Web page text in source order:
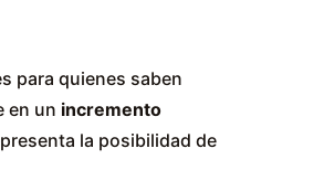
para quienes saben
en un incremento
la posibilidad de